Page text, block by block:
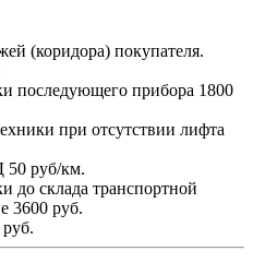
(коридора) покупателя.
последующего прибора 1800
при отсутствии лифта
50 руб/км.
до склада транспортной
3600 руб.